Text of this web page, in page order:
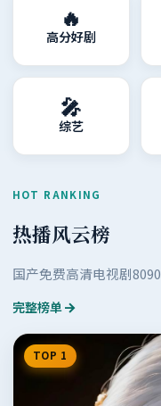
🔥
高分好剧
🎤
综艺
HOT RANKING
热播风云榜
国产免费高清电视剧8090
完整榜单
TOP 1